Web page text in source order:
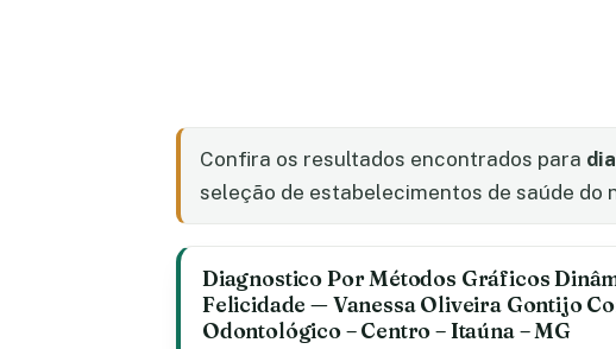
Confira os resultados encontrados para
seleção de estabelecimentos de saúde do
Diagnostico Por Métodos Gráficos
Felicidade — Vanessa Oliveira Gontijo
Odontológico – Centro – Itaúna – MG